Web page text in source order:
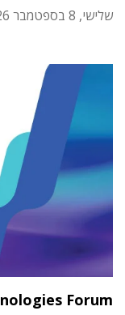
שלישי, 8 בספטמבר 2026
Forum